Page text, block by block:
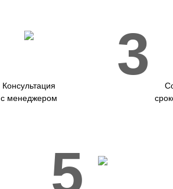
Консультация
с менеджером
3
5